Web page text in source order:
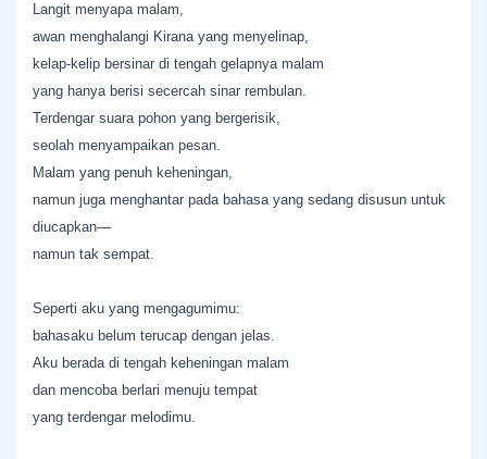
Langit menyapa malam,
awan menghalangi Kirana yang menyelinap,
kelap-kelip bersinar di tengah gelapnya malam
yang hanya berisi secercah sinar rembulan.
Terdengar suara pohon yang bergerisik,
seolah menyampaikan pesan.
Malam yang penuh keheningan,
namun juga menghantar pada bahasa yang sedang disusun untuk
diucapkan—
namun tak sempat.
Seperti aku yang mengagumimu:
bahasaku belum terucap dengan jelas.
Aku berada di tengah keheningan malam
dan mencoba berlari menuju tempat
yang terdengar melodimu.